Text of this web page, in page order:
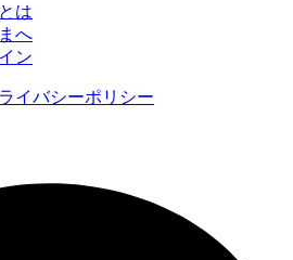
は
へ
ン
イバシーポリシー